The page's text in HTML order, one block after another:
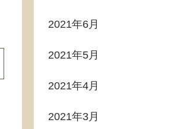
2021年6月
2021年5月
2021年4月
2021年3月